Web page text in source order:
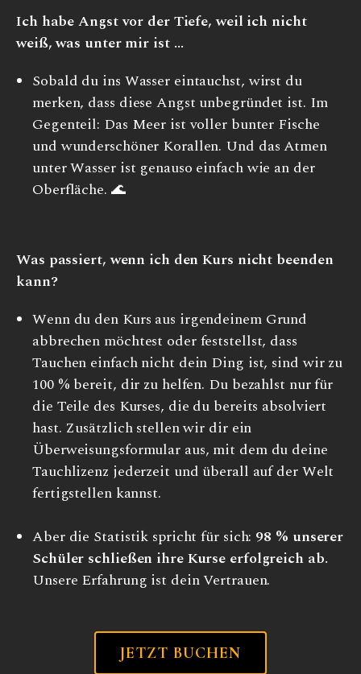
Ich habe Angst vor der Tiefe, weil ich nicht
weiß, was unter mir ist …
Sobald du ins Wasser eintauchst, wirst du
merken, dass diese Angst unbegründet ist. Im
Gegenteil: Das Meer ist voller bunter Fische
und wunderschöner Korallen. Und das Atmen
unter Wasser ist genauso einfach wie an der
Oberfläche. 🌊
Was passiert, wenn ich den Kurs nicht beenden
kann?
Wenn du den Kurs aus irgendeinem Grund
abbrechen möchtest oder feststellst, dass
Tauchen einfach nicht dein Ding ist, sind wir zu
100 % bereit, dir zu helfen. Du bezahlst nur für
die Teile des Kurses, die du bereits absolviert
hast. Zusätzlich stellen wir dir ein
Überweisungsformular aus, mit dem du deine
Tauchlizenz jederzeit und überall auf der Welt
fertigstellen kannst.
Aber die Statistik spricht für sich: 98 % unserer
Schüler schließen ihre Kurse erfolgreich ab.
Unsere Erfahrung ist dein Vertrauen.
JETZT BUCHEN